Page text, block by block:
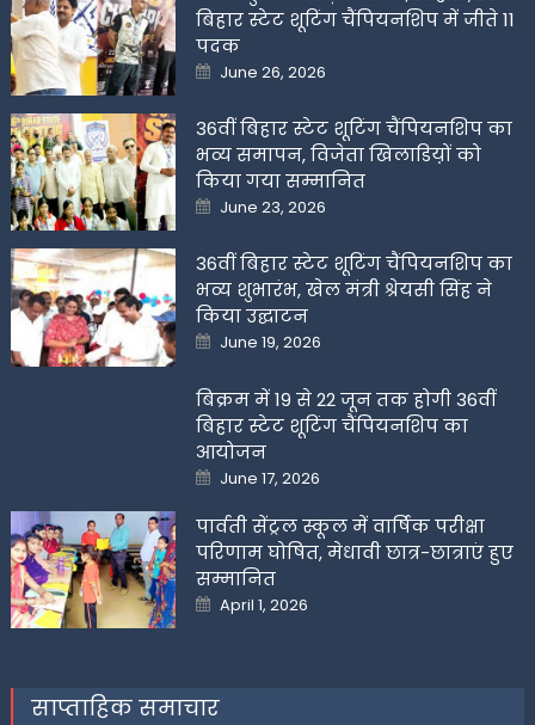
बिहार स्टेट शूटिंग चैंपियनशिप में जीते 11
पदक
Posted
on
June 26, 2026
36वीं बिहार स्टेट शूटिंग चैंपियनशिप का
भव्य समापन, विजेता खिलाडिय़ों को
किया गया सम्मानित
Posted
on
June 23, 2026
36वीं बिहार स्टेट शूटिंग चैंपियनशिप का
भव्य शुभारंभ, खेल मंत्री श्रेयसी सिंह ने
किया उद्घाटन
Posted
on
June 19, 2026
बिक्रम में 19 से 22 जून तक होगी 36वीं
बिहार स्टेट शूटिंग चैंपियनशिप का
आयोजन
Posted
on
June 17, 2026
पार्वती सेंट्रल स्कूल में वार्षिक परीक्षा
परिणाम घोषित, मेधावी छात्र-छात्राएं हुए
सम्मानित
Posted
on
April 1, 2026
साप्ताहिक समाचार